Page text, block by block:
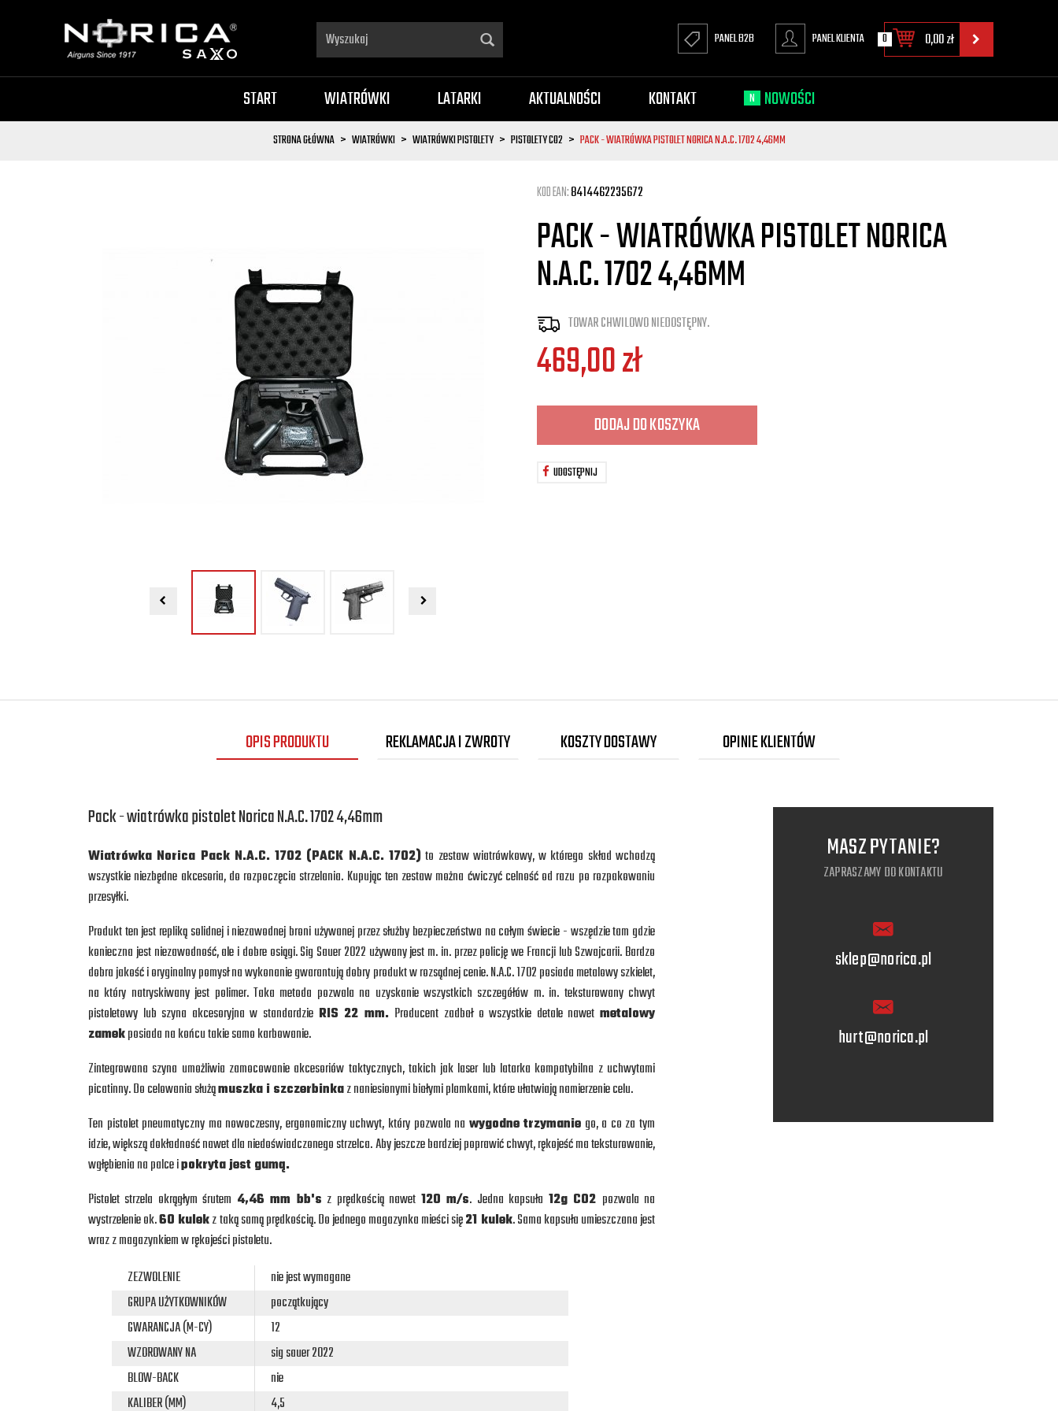
0 0,00zł
PANEL B2B PANEL KLIENTA
START WIATRÓWKI LATARKI AKTUALNOŚCI KONTAKT N NOWOŚCI
STRONA GŁÓWNA WIATRÓWKI WIATRÓWKI PISTOLETY PISTOLETY CO2 PACK - WIATRÓWKA PISTOLET NORICA N.A.C. 1702 4,46MM
KOD EAN:8414462235672
PACK - WIATRÓWKA PISTOLET NORICA
N.A.C. 1702 4,46MM
TOWAR CHWILOWO NIEDOSTĘPNY.
469,00zł
DODAJ DO KOSZYKA
UDOSTĘPNIJ
OPIS PRODUKTU REKLAMACJA I ZWROTY KOSZTY DOSTAWY OPINIE KLIENTÓW
Pack - wiatrówka pistolet Norica N.A.C. 1702 4,46mm
Wiatrówka Norica Pack N.A.C. 1702 (PACK N.A.C. 1702)to zestaw wiatrówkowy, w którego skład wchodzą
wszystkie niezbędne akcesoria, do rozpoczęcia strzelania. Kupując ten zestaw można ćwiczyć celność od razu po rozpakowaniu
przesyłki.
Produkt ten jest repliką solidnej i niezawodnej broni używanej przez służby bezpieczeństwa na całym świecie - wszędzie tam gdzie
konieczna jest niezawodność, ale i dobre osiągi. Sig Sauer 2022 używany jest m. in. przez policję we Francji lub Szwajcarii. Bardzo
dobra jakość i oryginalny pomysł na wykonanie gwarantują dobry produkt w rozsądnej cenie. N.A.C. 1702 posiada metalowy szkielet,
na który natryskiwany jest polimer. Taka metoda pozwala na uzyskanie wszystkich szczegółów m. in. teksturowany chwyt
pistoletowy lub szyna akcesoryjna w standardzie RIS 22 mm. Producent zadbał o wszystkie detale nawetmetalowy
zamekposiada na końcu takie samo karbowanie.
Zintegrowana szyna umożliwia zamocowanie akcesoriów taktycznych, takich jak laser lub latarka kompatybilna z uchwytami
picatinny. Do celowania służąmuszka i szczerbinkaz naniesionymi białymi plamkami, które ułatwiają namierzenie celu.
Ten pistolet pneumatyczny ma nowoczesny, ergonomiczny uchwyt, który pozwala na wygodne trzymanie go, a co za tym
idzie, większą dokładność nawet dla niedoświadczonego strzelca. Aby jeszcze bardziej poprawić chwyt, rękojeść ma teksturowanie,
wgłębienia na palce ipokryta jest gumą.
Pistolet strzela okrągłym śrutem 4,46 mm bb's z prędkością nawet 120 m/s. Jedna kapsuła 12g CO2 pozwala na
wystrzelenie ok.60 kulekz taką samą prędkością. Do jednego magazynka mieści się21 kulek. Sama kapsuła umieszczana jest
wraz z magazynkiem w rękojeści pistoletu.
ZEZWOLENIE
nie jest wymagane
GRUPA UŻYTKOWNIKÓW
początkujący
GWARANCJA (M-CY)
12
WZOROWANY NA
sig sauer 2022
BLOW-BACK
nie
KALIBER (MM)
4,5
MASZ PYTANIE?
ZAPRASZAMY DO KONTAKTU
sklep@norica.pl
hurt@norica.pl